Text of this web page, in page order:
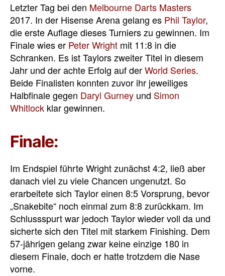
Letzter Tag bei den Melbourne Darts Masters
2017. In der Hisense Arena gelang es Phil Taylor,
die erste Auflage dieses Turniers zu gewinnen. Im
Finale wies er Peter Wright mit 11:8 in die
Schranken. Es ist Taylors zweiter Titel in diesem
Jahr und der achte Erfolg auf derWorld Series.
Beide Finalisten konnten zuvor ihr jeweiliges
Halbfinale gegen Daryl Gurney und Simon
Whitlock klar gewinnen.
Finale:
Im Endspiel führte Wright zunächst 4:2, ließ aber
danach viel zu viele Chancen ungenutzt. So
erarbeitete sich Taylor einen 8:5 Vorsprung, bevor
„Snakebite“ noch einmal zum 8:8 zurückkam. Im
Schlussspurt war jedoch Taylor wieder voll da und
sicherte sich den Titel mit starkem Finishing. Dem
57-jährigen gelang zwar keine einzige 180 in
diesem Finale, doch er hatte trotzdem die Nase
vorne.